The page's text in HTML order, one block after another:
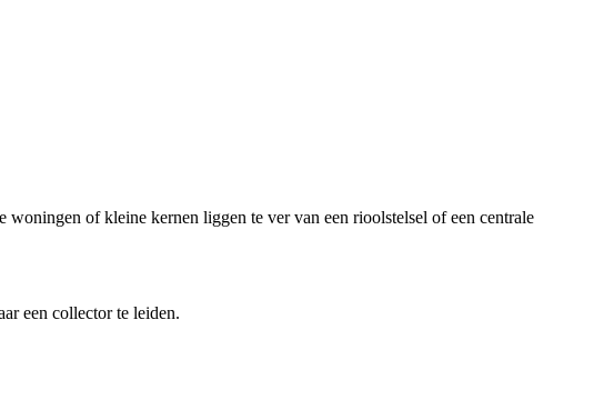
of kleine kernen liggen te ver van een rioolstelsel of een centrale
een collector te leiden.